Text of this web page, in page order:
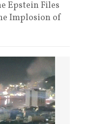
Epstein Files
Implosion of